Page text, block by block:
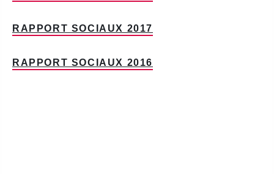
RAPPORT SOCIAUX 2017
RAPPORT SOCIAUX 2016